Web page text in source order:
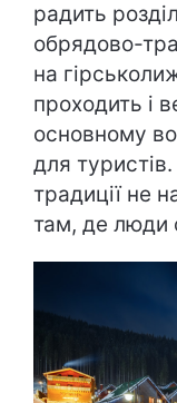
радить
обрядово-
на
проходить і
основному
для
традиції не
там, де люди